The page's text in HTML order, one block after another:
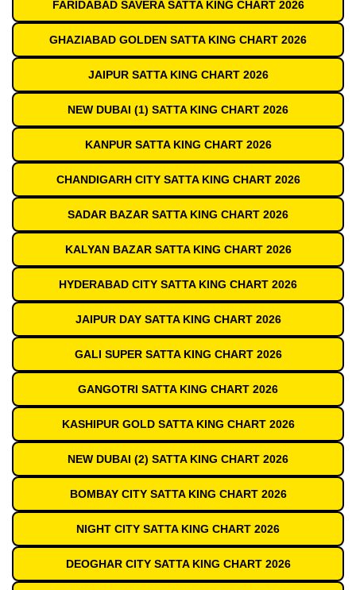
FARIDABAD SAVERA SATTA KING CHART 2026
GHAZIABAD GOLDEN SATTA KING CHART 2026
JAIPUR SATTA KING CHART 2026
NEW DUBAI (1) SATTA KING CHART 2026
KANPUR SATTA KING CHART 2026
CHANDIGARH CITY SATTA KING CHART 2026
SADAR BAZAR SATTA KING CHART 2026
KALYAN BAZAR SATTA KING CHART 2026
HYDERABAD CITY SATTA KING CHART 2026
JAIPUR DAY SATTA KING CHART 2026
GALI SUPER SATTA KING CHART 2026
GANGOTRI SATTA KING CHART 2026
KASHIPUR GOLD SATTA KING CHART 2026
NEW DUBAI (2) SATTA KING CHART 2026
BOMBAY CITY SATTA KING CHART 2026
NIGHT CITY SATTA KING CHART 2026
DEOGHAR CITY SATTA KING CHART 2026